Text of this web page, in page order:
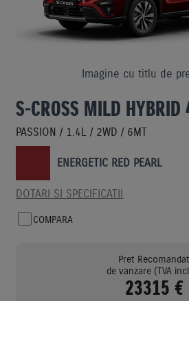
Imagine cu titlu de
S-CROSS MILD HYBRID
PASSION / 1.4L / 2WD / 6MT
ENERGETIC RED PEARL
DOTARI SI SPECIFICATII
COMPARA
Pret Recomandat
de vanzare (TVA
23315 €